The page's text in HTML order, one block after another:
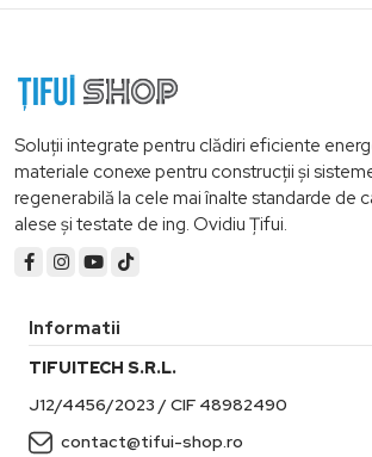
Soluții integrate pentru clădiri eficiente
materiale conexe pentru construcții și
regenerabilă la cele mai înalte standarde de
alese și testate de ing. Ovidiu Țifui.
Informatii
TIFUITECH S.R.L.
J12/4456/2023 / CIF 48982490
contact@tifui-shop.ro